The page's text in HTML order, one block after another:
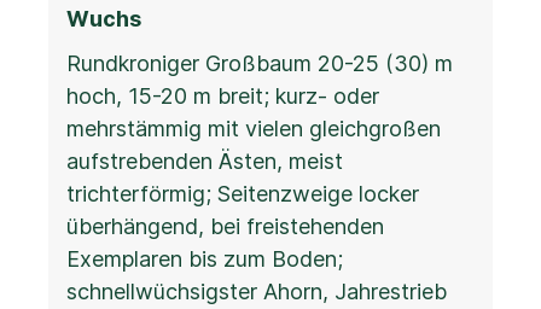
Wuchs
Rundkroniger Großbaum 20-25 (30) m
hoch, 15-20 m breit; kurz- oder
mehrstämmig mit vielen gleichgroßen
aufstrebenden Ästen, meist
trichterförmig; Seitenzweige locker
überhängend, bei freistehenden
Exemplaren bis zum Boden;
schnellwüchsigster Ahorn, Jahrestrieb